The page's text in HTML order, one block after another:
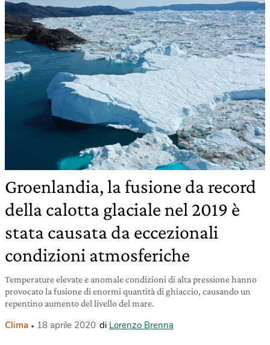
Groenlandia, la fusione da record
della calotta glaciale nel 2019 è
stata causata da eccezionali
condizioni atmosferiche
Temperature elevate e anomale condizioni di alta pressione hanno
provocato la fusione di enormi quantità di ghiaccio, causando un
repentino aumento del livello del mare.
Clima 18 aprile 2020 di Lorenzo Brenna